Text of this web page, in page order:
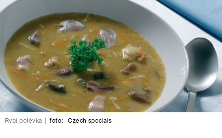
Rybí polévka foto: Czech specials